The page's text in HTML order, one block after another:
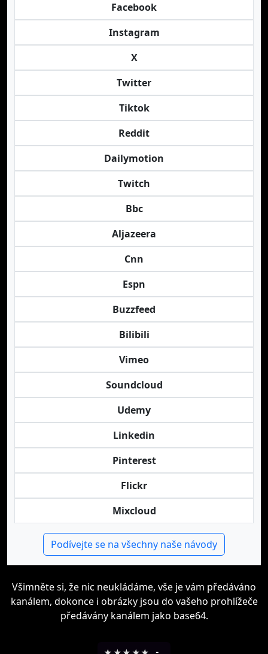
Facebook
Instagram
X
Twitter
Tiktok
Reddit
Dailymotion
Twitch
Bbc
Aljazeera
Cnn
Espn
Buzzfeed
Bilibili
Vimeo
Soundcloud
Udemy
Linkedin
Pinterest
Flickr
Mixcloud
Podívejte se na všechny naše návody
Všimněte si, že nic neukládáme, vše je vám předáváno
kanálem, dokonce i obrázky jsou do vašeho prohlížeče
předávány kanálem jako base64.
-